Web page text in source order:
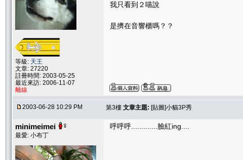
等級: 天王
文章: 27220
註冊時間: 2003-05-25
最近來訪: 2006-11-07
離線
我只看到２喵說
是擠在音響櫃嗎？？
2003-06-28 10:29 PM 第3樓 文章主題: [貼圖]小貓3P秀
minimeimei
最愛: 小布丁
呼呼呼.............臉紅ing....